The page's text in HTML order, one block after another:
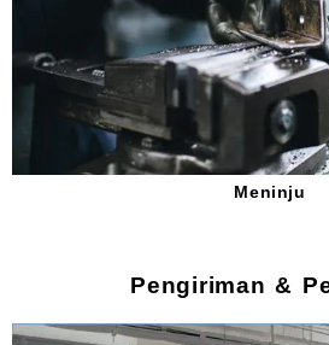
Meninju
Pengiriman &